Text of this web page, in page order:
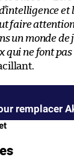
faire
un monde de
qui ne font
remplacer